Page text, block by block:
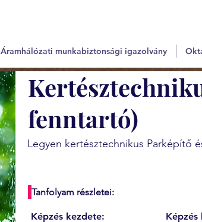
Áramhálózati munkabiztonsági igazolvány
fenntartó)
Legyen kertésztechnikus Parképítő
Tanfolyam részletei:
Képzés kezdete:
Képzés